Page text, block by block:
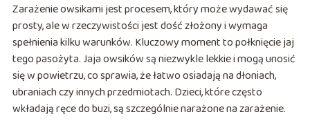
Zarażenie owsikami jest procesem, który może wydawać się
prosty, ale w rzeczywistości jest dość złożony i wymaga
spełnienia kilku warunków. Kluczowy moment to połknięcie jaj
tego pasożyta. Jaja owsików są niezwykle lekkie i mogą unosić
się w powietrzu, co sprawia, że łatwo osiadają na dłoniach,
ubraniach czy innych przedmiotach. Dzieci, które często
wkładają ręce do buzi, są szczególnie narażone na zarażenie.